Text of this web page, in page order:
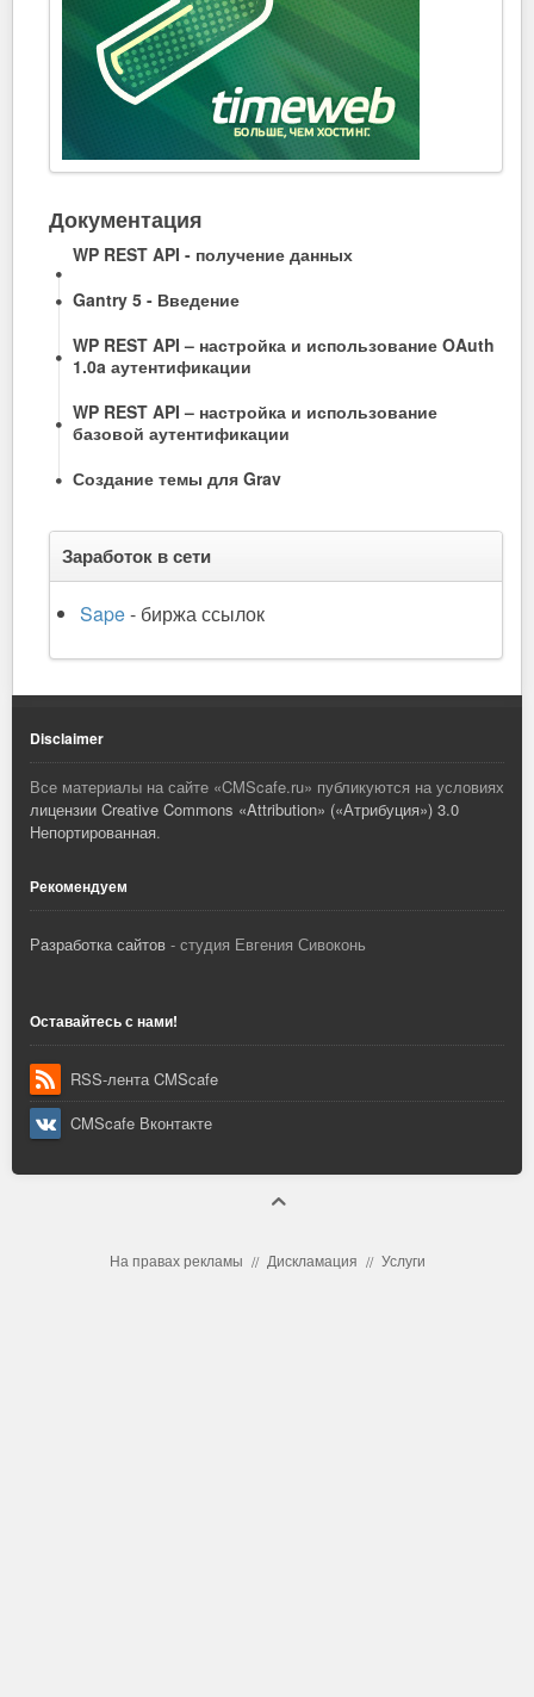
Документация
WP REST API - получение данных
Gantry 5 - Введение
WP REST API – настройка и использование OAuth
1.0a аутентификации
WP REST API – настройка и использование
базовой аутентификации
Создание темы для Grav
Заработок в сети
Sape- биржа ссылок
Disclaimer
Все материалы на сайте «CMScafe.ru» публикуются на условиях
лицензии Creative Commons «Attribution» («Атрибуция») 3.0
Непортированная.
Рекомендуем
Разработка сайтов - студия Евгения Сивоконь
Оставайтесь с нами!
RSS-лента CMScafe
CMScafe Вконтакте
На правах рекламы Дискламация Услуги